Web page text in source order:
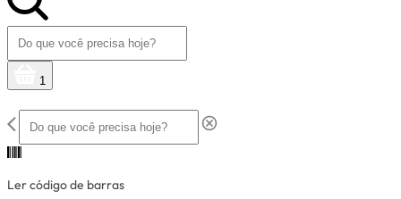
1
Ler código de barras